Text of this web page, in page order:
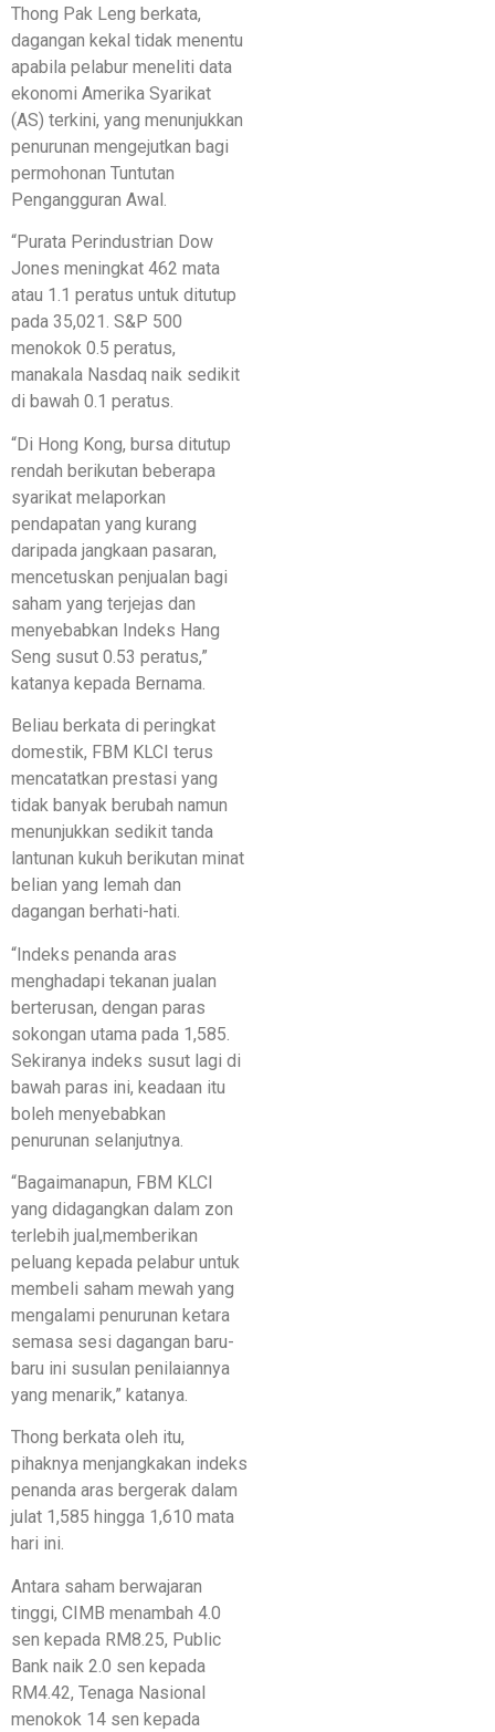
Thong Pak Leng berkata,
dagangan kekal tidak menentu
apabila pelabur meneliti data
ekonomi Amerika Syarikat
(AS) terkini, yang menunjukkan
penurunan mengejutkan bagi
permohonan Tuntutan
Pengangguran Awal.
“Purata Perindustrian Dow
Jones meningkat 462 mata
atau 1.1 peratus untuk ditutup
pada 35,021. S&P 500
menokok 0.5 peratus,
manakala Nasdaq naik sedikit
di bawah 0.1 peratus.
“Di Hong Kong, bursa ditutup
rendah berikutan beberapa
syarikat melaporkan
pendapatan yang kurang
daripada jangkaan pasaran,
mencetuskan penjualan bagi
saham yang terjejas dan
menyebabkan Indeks Hang
Seng susut 0.53 peratus,”
katanya kepada Bernama.
Beliau berkata di peringkat
domestik, FBM KLCI terus
mencatatkan prestasi yang
tidak banyak berubah namun
menunjukkan sedikit tanda
lantunan kukuh berikutan minat
belian yang lemah dan
dagangan berhati-hati.
“Indeks penanda aras
menghadapi tekanan jualan
berterusan, dengan paras
sokongan utama pada 1,585.
Sekiranya indeks susut lagi di
bawah paras ini, keadaan itu
boleh menyebabkan
penurunan selanjutnya.
“Bagaimanapun, FBM KLCI
yang didagangkan dalam zon
terlebih jual,memberikan
peluang kepada pelabur untuk
membeli saham mewah yang
mengalami penurunan ketara
semasa sesi dagangan baru-
baru ini susulan penilaiannya
yang menarik,” katanya.
Thong berkata oleh itu,
pihaknya menjangkakan indeks
penanda aras bergerak dalam
julat 1,585 hingga 1,610 mata
hari ini.
Antara saham berwajaran
tinggi, CIMB menambah 4.0
sen kepada RM8.25, Public
Bank naik 2.0 sen kepada
RM4.42, Tenaga Nasional
menokok 14 sen kepada